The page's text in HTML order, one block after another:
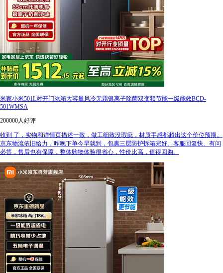
米家小米501L对开门冰箱大容量风冷无霜银离子除菌双变频节能一级能效BCD-
501WMSA
200000人好评
收到 了，实物和详情页描述一致，做工细致没瑕疵，材质手感都超出这个价位预期。
京东物流依旧给力，昨晚下单今早就到，包裹三层防护拆箱完好。客服回复快、有问
必答，售后也有保障，整体购物体验很省心，性价比高，值得回购。